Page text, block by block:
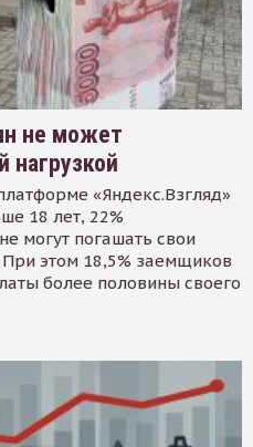
не может
нагрузкой
«Яндекс.Взгляд»
18 лет, 22%
могут погашать свои
этом 18,5% заемщиков
более половины своего